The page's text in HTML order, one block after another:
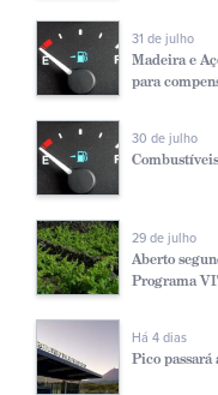
31 de julho
Madeira e
para
30 de julho
29 de julho
Aberto
Programa
Há 4 dias
Pico